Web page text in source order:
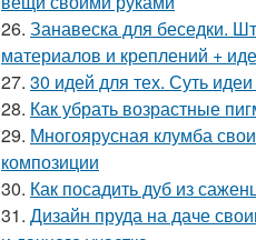
26. Занавеска для беседки.
материалов и креплений +
27. 30 идей для тех. Суть
28. Как убрать возрастные
29. Многоярусная клумба
композиции
30. Как посадить дуб из
31. Дизайн пруда на даче